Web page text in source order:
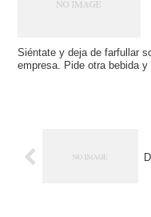
Siéntate y deja de farfullar
empresa. Pide otra bebida